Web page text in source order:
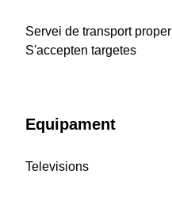
Servei de transport proper
S'accepten targetes
Equipament
Televisions